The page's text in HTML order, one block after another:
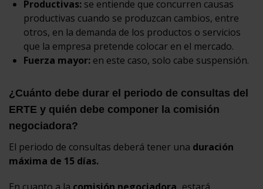
Productivas: se entiende que concurren causas
productivas cuando se produzcan cambios, entre
otros, en la demanda de los productos o servicios
que la empresa pretende colocar en el mercado.
Fuerza mayor: en este caso, solo cabe suspensión.
¿Cuánto debe durar el periodo de consultas del
ERTE y quién debe componer la comisión
negociadora?
El periodo de consultas deberá tener una duración
máxima de 15 días.